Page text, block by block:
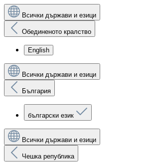
Всички държави и езици
Обединеното кралство
English
Всички държави и езици
България
български език
Всички държави и езици
Чешка република